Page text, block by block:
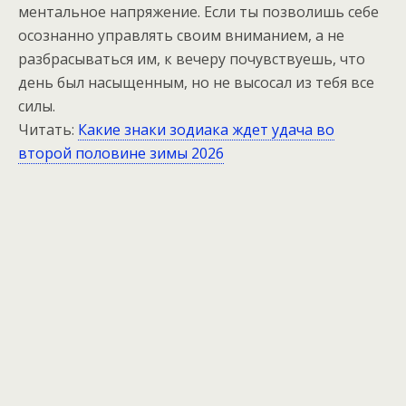
ментальное напряжение. Если ты позволишь себе
осознанно управлять своим вниманием, а не
разбрасываться им, к вечеру почувствуешь, что
день был насыщенным, но не высосал из тебя все
силы.
Читать: Какие знаки зодиака ждет удача во
второй половине зимы 2026